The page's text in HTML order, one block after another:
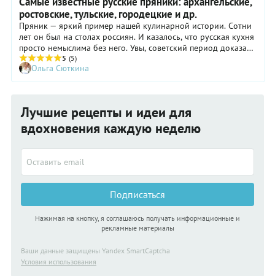
ростовские, тульские, городецкие и др.
Пряник — яркий пример нашей кулинарной истории. Сотни
лет он был на столах россиян. И казалось, что русская кухня
просто немыслима без него. Увы, советский период доказал,
что ничего невозможного нет. И наш пряник постепенно
превратился из уникального явления культуры в обычный
десерт. Огромное разнообразие региональных пряничных
популярность. Специалисты порой пожимали плечами: отчего
далеко не самый известный региональный вариант этого
лакомства вдруг стал олицетворением всей российской
пряничной истории?
5 (5)
Ольга Сюткина
Лучшие рецепты и идеи для
вдохновения каждую неделю
Подписаться
Нажимая на кнопку, я соглашаюсь получать информационные и
рекламные материалы
Ваши данные защищены Yandex SmartCaptcha
Условия использования